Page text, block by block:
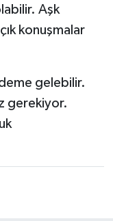
Aşk
konuşmalar
gelebilir.
gerekiyor.